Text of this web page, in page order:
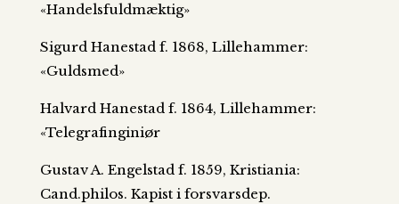
«Handelsfuldmæktig»
Sigurd Hanestad f. 1868, Lillehammer:
«Guldsmed»
Halvard Hanestad f. 1864, Lillehammer:
«Telegrafinginiør
Gustav A. Engelstad f. 1859, Kristiania:
Cand.philos. Kapist i forsvarsdep.